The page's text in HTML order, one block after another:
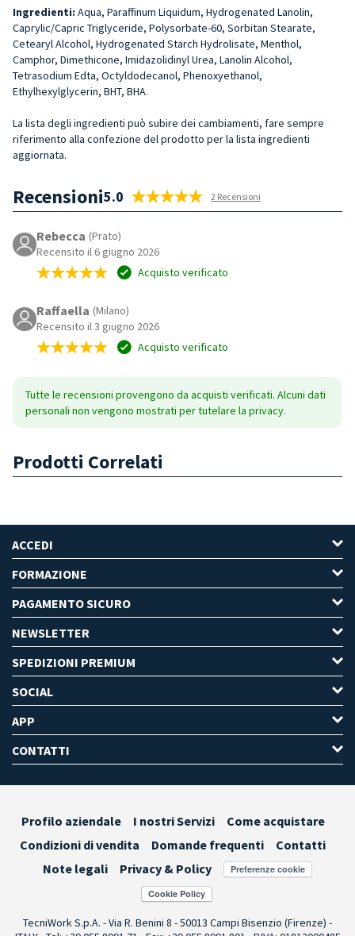
Ingredienti: Aqua, Paraffinum Liquidum, Hydrogenated Lanolin,
Caprylic/Capric Triglyceride, Polysorbate-60, Sorbitan Stearate,
Cetearyl Alcohol, Hydrogenated Starch Hydrolisate, Menthol,
Camphor, Dimethicone, Imidazolidinyl Urea, Lanolin Alcohol,
Tetrasodium Edta, Octyldodecanol, Phenoxyethanol,
Ethylhexylglycerin, BHT, BHA.
La lista degli ingredienti può subire dei cambiamenti, fare sempre
riferimento alla confezione del prodotto per la lista ingredienti
aggiornata.
Recensioni5.0 2 Recensioni
Rebecca (Prato)
Recensito il 6 giugno 2026
Acquisto verificato
Raffaella (Milano)
Recensito il 3 giugno 2026
Acquisto verificato
Tutte le recensioni provengono da acquisti verificati. Alcuni dati
personali non vengono mostrati per tutelare la privacy.
Prodotti Correlati
ACCEDI
FORMAZIONE
PAGAMENTO SICURO
NEWSLETTER
SPEDIZIONI PREMIUM
SOCIAL
APP
CONTATTI
Profilo aziendale I nostri Servizi
Come acquistare
Condizioni di vendita
Domande frequenti
Contatti
Note legali
Privacy & Policy Preferenze cookie
TecniWork S.p.A. - Via R. Benini 8 - 50013 Campi Bisenzio (Firenze) -